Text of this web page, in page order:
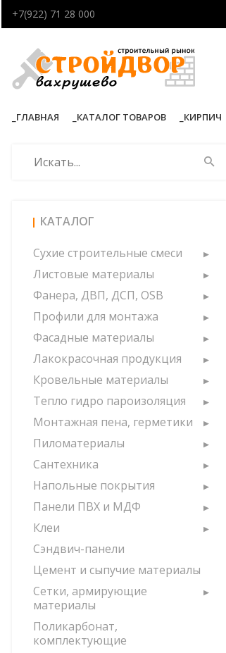
+7(922) 71 28 000
ГЛАВНАЯ КАТАЛОГ ТОВАРОВ КИРПИЧ
КАТАЛОГ
Сухие строительные смеси
Листовые материалы
Фанера, ДВП, ДСП, OSB
Профили для монтажа
Фасадные материалы
Лакокрасочная продукция
Кровельные материалы
Тепло гидро пароизоляция
Монтажная пена, герметики
Пиломатериалы
Сантехника
Напольные покрытия
Панели ПВХ и МДФ
Клеи
Сэндвич-панели
Цемент и сыпучие материалы
Сетки, армирующие
материалы
Поликарбонат,
комплектующие